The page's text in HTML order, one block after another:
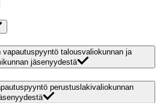
vapautuspyyntö talousvaliokunnan ja
jäsenyydestä
perustuslakivaliokunnan